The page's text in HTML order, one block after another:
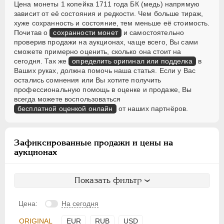
Цена монеты 1 копейка 1711 года БК (медь) напрямую
зависит от её состояния и редкости. Чем больше тираж,
хуже сохранность и состояние, тем меньше её стоимость.
Почитав о сохранности монет и самостоятельно
проверив продажи на аукционах, чаще всего, Вы сами
сможете примерно оценить, сколько она стоит на
сегодня. Так же определить оригинал или подделка в
Ваших руках, должна помочь наша статья. Если у Вас
остались сомнения или Вы хотите получить
профессиональную помощь в оценке и продаже, Вы
всегда можете воспользоваться
бесплатной оценкой онлайн от наших партнёров.
Зафиксированные продажи и цены на
аукционах
Показать фильтр
Цена: На сегодня
ORIGINAL EUR RUB USD